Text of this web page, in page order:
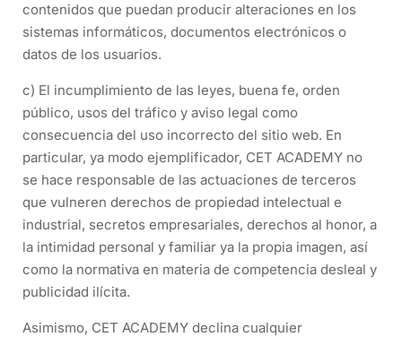
contenidos que puedan producir alteraciones en los
sistemas informáticos, documentos electrónicos o
datos de los usuarios.
c) El incumplimiento de las leyes, buena fe, orden
público, usos del tráfico y aviso legal como
consecuencia del uso incorrecto del sitio web. En
particular, ya modo ejemplificador, CET ACADEMY no
se hace responsable de las actuaciones de terceros
que vulneren derechos de propiedad intelectual e
industrial, secretos empresariales, derechos al honor, a
la intimidad personal y familiar ya la propia imagen, así
como la normativa en materia de competencia desleal y
publicidad ilícita.
Asimismo, CET ACADEMY declina cualquier